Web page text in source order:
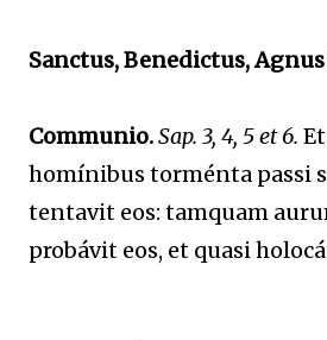
Sanctus, Benedictus,
Communio.Sap. 3, 4, 5 et 6.
homínibus torménta passi
tentavit eos: tamquam
probávit eos, et quasi